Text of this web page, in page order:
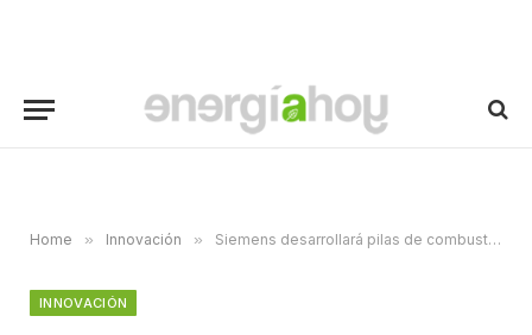
Home » Innovación » Siemens desarrollará pilas de combustible para trenes libres de CO2
INNOVACIÓN